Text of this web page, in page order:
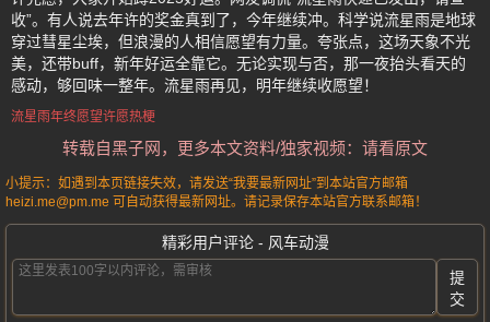
收”。有人说去年许的奖金真到了，今年继续冲。科学说流星雨是地球
穿过彗星尘埃，但浪漫的人相信愿望有力量。夸张点，这场天象不光
美，还带buff，新年好运全靠它。无论实现与否，那一夜抬头看天的
感动，够回味一整年。流星雨再见，明年继续收愿望！
流星雨年终愿望许愿热梗
转载自黑子网，更多本文资料/独家视频：请看原文
小提示：如遇到本页链接失效，请发送“我要最新网址”到本站官方邮箱
heizi.me@pm.me 可自动获得最新网址。请记录保存本站官方联系邮箱！
精彩用户评论 - 风车动漫
提
交